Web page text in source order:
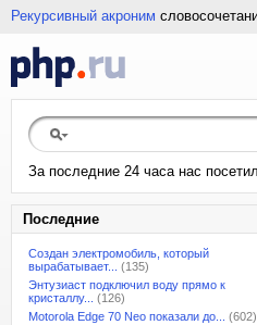
Рекурсивный акроним
За последние 24 часа нас
Последние
Создан электромобиль, который
вырабатывает...
(135)
Энтузиаст подключил воду прямо к
кристаллу...
(126)
Motorola Edge 70 Neo показали до...
(602)